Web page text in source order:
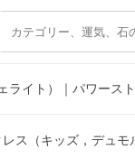
ライト）｜パワース
ス（キッズ，デュモ